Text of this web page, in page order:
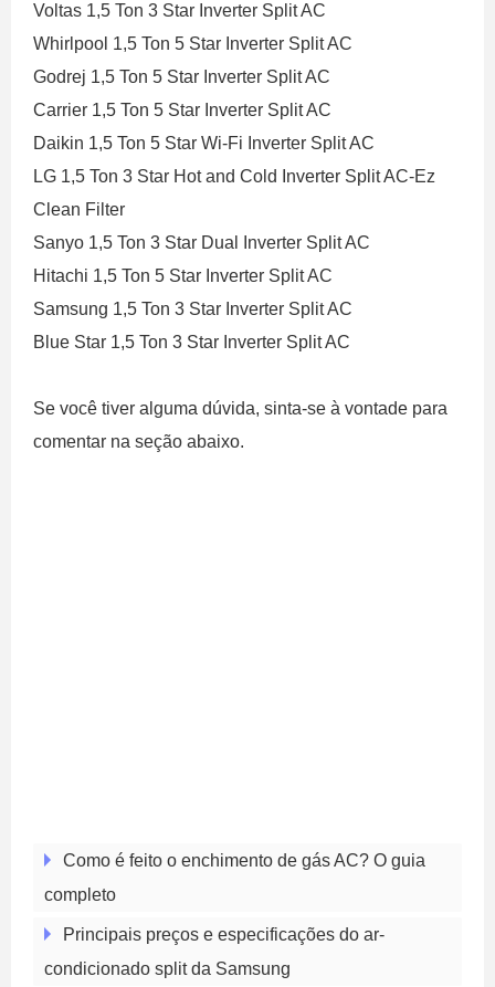
Voltas 1,5 Ton 3 Star Inverter Split AC
Whirlpool 1,5 Ton 5 Star Inverter Split AC
Godrej 1,5 Ton 5 Star Inverter Split AC
Carrier 1,5 Ton 5 Star Inverter Split AC
Daikin 1,5 Ton 5 Star Wi-Fi Inverter Split AC
LG 1,5 Ton 3 Star Hot and Cold Inverter Split AC-Ez
Clean Filter
Sanyo 1,5 Ton 3 Star Dual Inverter Split AC
Hitachi 1,5 Ton 5 Star Inverter Split AC
Samsung 1,5 Ton 3 Star Inverter Split AC
Blue Star 1,5 Ton 3 Star Inverter Split AC
Se você tiver alguma dúvida, sinta-se à vontade para
comentar na seção abaixo.
Como é feito o enchimento de gás AC? O guia
completo
Principais preços e especificações do ar-
condicionado split da Samsung